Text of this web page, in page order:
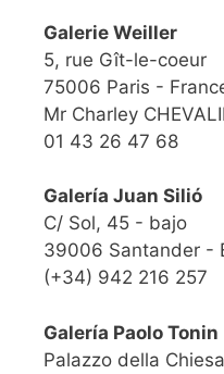
Galerie Weiller
5, rue Gît-le-coeur
75006 Paris -
Mr Charley
01 43 26 47 68
Galería Juan Silió
C/ Sol, 45 - bajo
39006 Santander -
(+34) 942 216 257
Galería Paolo Tonin
Palazzo della